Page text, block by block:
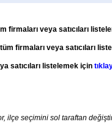
firmaları veya satıcıları
firmaları veya satıcıları
satıcıları listelemek için
ilçe seçimini sol taraftan